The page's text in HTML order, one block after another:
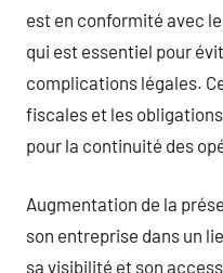
est en conformité avec
qui est essentiel pour
complications légales.
fiscales et les
pour la continuité des
Augmentation de la
son entreprise dans un
sa visibilité et son